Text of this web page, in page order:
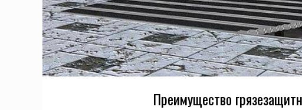
Преимущество